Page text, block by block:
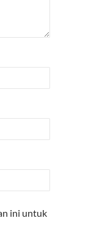
ini untuk